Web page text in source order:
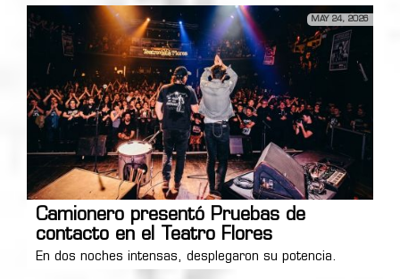
MAY 24, 2026
Camionero presentó Pruebas de
contacto en el Teatro Flores
En dos noches intensas, desplegaron su potencia.